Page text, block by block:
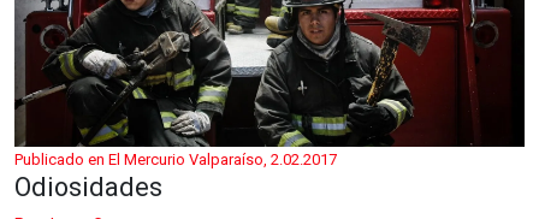
Publicado en El Mercurio Valparaíso, 2.02.2017
Odiosidades